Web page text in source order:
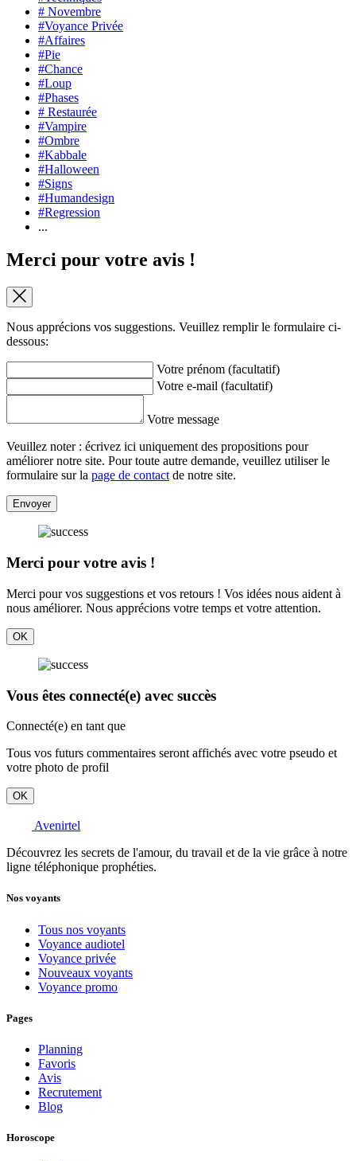
# Novembre
#Voyance Privée
#Affaires
#Pie
#Chance
#Loup
#Phases
# Restaurée
#Vampire
#Ombre
#Kabbale
#Halloween
#Signs
#Humandesign
#Regression
...
Merci pour votre avis !
Nous apprécions vos suggestions. Veuillez remplir le formulaire ci-
dessous:
Votre prénom (facultatif)
Votre e-mail (facultatif)
Votre message
Veuillez noter : écrivez ici uniquement des propositions pour
améliorer notre site. Pour toute autre demande, veuillez utiliser le
formulaire sur la page de contact de notre site.
Envoyer
Merci pour votre avis !
Merci pour vos suggestions et vos retours ! Vos idées nous aident à
nous améliorer. Nous apprécions votre temps et votre attention.
OK
Vous êtes connecté(e) avec succès
Connecté(e) en tant que
Tous vos futurs commentaires seront affichés avec votre pseudo et
votre photo de profil
OK
Avenirtel
Découvrez les secrets de l'amour, du travail et de la vie grâce à notre
ligne téléphonique prophéties.
Nos voyants
Tous nos voyants
Voyance audiotel
Voyance privée
Nouveaux voyants
Voyance promo
Pages
Planning
Favoris
Avis
Recrutement
Blog
Horoscope